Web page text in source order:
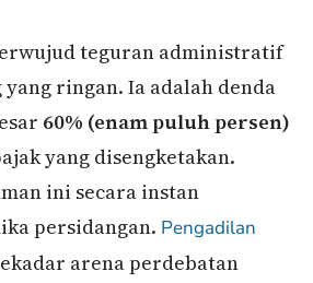
teguran administratif
ringan. Ia adalah denda
60% (enam puluh persen)
yang disengketakan.
ini secara instan
persidangan. Pengadilan
arena perdebatan